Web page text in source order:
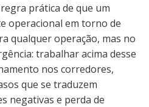
prática de que um
operacional em torno de
qualquer operação, mas no
trabalhar acima desse
nos corredores,
que se traduzem
negativas e perda de